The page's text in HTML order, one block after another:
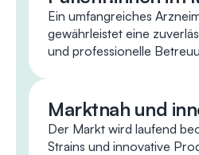
Ein umfangreiches
gewährleistet eine
und professionelle
Marktnah und
Der Markt wird laufend
Strains und innovative